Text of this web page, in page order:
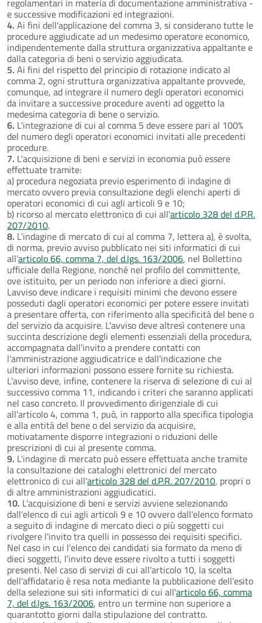
e successive modificazioni ed integrazioni.
4. Ai fini dell'applicazione del comma 3, si considerano tutte le
procedure aggiudicate ad un medesimo operatore economico,
indipendentemente dalla struttura organizzativa appaltante e
dalla categoria di beni o servizio aggiudicata.
5. Ai fini del rispetto del principio di rotazione indicato al
comma 2, ogni struttura organizzativa appaltante provvede,
comunque, ad integrare il numero degli operatori economici
da invitare a successive procedure aventi ad oggetto la
medesima categoria di bene o servizio.
6. L'integrazione di cui al comma 5 deve essere pari al 100%
del numero degli operatori economici invitati alle precedenti
procedure.
7. L'acquisizione di beni e servizi in economia può essere
effettuate tramite:
a) procedura negoziata previo esperimento di indagine di
mercato ovvero previa consultazione degli elenchi aperti di
operatori economici di cui agli articoli 9 e 10;
b) ricorso al mercato elettronico di cui all'articolo 328 del d.P.R.
207/2010.
8. L'indagine di mercato di cui al comma 7, lettera a), è svolta,
di norma, previo avviso pubblicato nei siti informatici di cui
all'articolo 66, comma 7, del d.lgs. 163/2006, nel Bollettino
ufficiale della Regione, nonché nel profilo del committente,
ove istituito, per un periodo non inferiore a dieci giorni.
Lavviso deve indicare i requisiti minimi che devono essere
posseduti dagli operatori economici per potere essere invitati
a presentare offerta, con riferimento alla specificità del bene o
del servizio da acquisire. L'avviso deve altresì contenere una
succinta descrizione degli elementi essenziali della procedura,
accompagnata dall'invito a prendere contatti con
l'amministrazione aggiudicatrice e dall'indicazione che
ulteriori informazioni possono essere fornite su richiesta.
L'avviso deve, infine, contenere la riserva di selezione di cui al
successivo comma 11, indicando i criteri che saranno applicati
nel caso concreto. Il provvedimento dirigenziale di cui
all'articolo 4, comma 1, può, in rapporto alla specifica tipologia
e alla entità del bene o del servizio da acquisire,
motivatamente disporre integrazioni o riduzioni delle
prescrizioni di cui al presente comma.
9. L'indagine di mercato può essere effettuata anche tramite
la consultazione dei cataloghi elettronici del mercato
elettronico di cui all'articolo 328 del d.P.R. 207/2010, propri o
di altre amministrazioni aggiudicatici.
10. L'acquisizione di beni e servizi avviene selezionando
dall'elenco di cui agli articoli 9 e 10 ovvero dall'elenco formato
a seguito di indagine di mercato dieci o più soggetti cui
rivolgere l'invito tra quelli in possesso dei requisiti specifici.
Nel caso in cui l'elenco dei candidati sia formato da meno di
dieci soggetti, l'invito deve essere rivolto a tutti i soggetti
presenti. Nel caso di servizi di cui all'articolo 10, la scelta
dell'affidatario è resa nota mediante la pubblicazione dell'esito
della selezione sui siti informatici di cui all'articolo 66, comma
7, del d.lgs. 163/2006, entro un termine non superiore a
quarantotto giorni dalla stipulazione del contratto.